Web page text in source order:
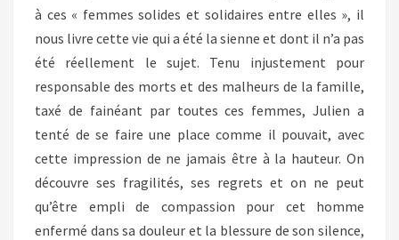
à ces « femmes solides et solidaires entre elles », il
nous livre cette vie qui a été la sienne et dont il n’a pas
été réellement le sujet. Tenu injustement pour
responsable des morts et des malheurs de la famille,
taxé de fainéant par toutes ces femmes, Julien a
tenté de se faire une place comme il pouvait, avec
cette impression de ne jamais être à la hauteur. On
découvre ses fragilités, ses regrets et on ne peut
qu’être empli de compassion pour cet homme
enfermé dans sa douleur et la blessure de son silence,